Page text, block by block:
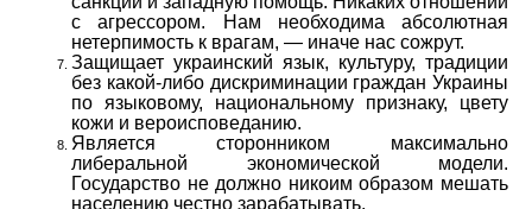
с агрессором. Нам необходима абсолютная
нетерпимость к врагам, — иначе нас сожрут.
Защищает украинский язык, культуру, традиции
без какой-либо дискриминации граждан Украины
по языковому, национальному признаку, цвету
кожи и вероисповеданию.
Является сторонником максимально
либеральной экономической модели.
Государство не должно никоим образом мешать
населению честно зарабатывать.